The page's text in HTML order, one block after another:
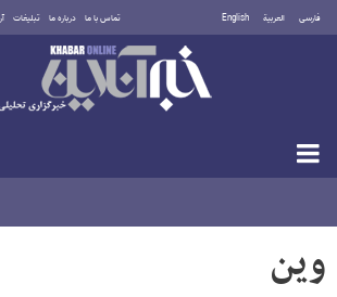
فارسی العربية English تماس با ما درباره ما تبلیغات
یکشنبه ۱۸ مرداد ۱۴۰۵
وین